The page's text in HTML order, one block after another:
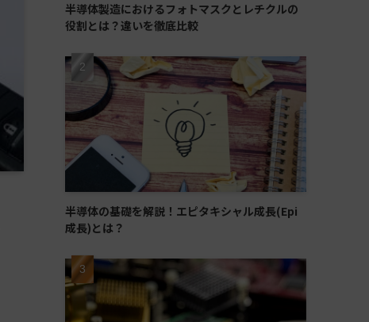
半導体製造におけるフォトマスクとレチクルの
役割とは？違いを徹底比較
半導体の基礎を解説！エピタキシャル成長(Epi
成長)とは？